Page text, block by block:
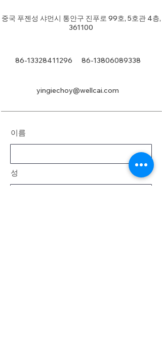
중국 푸젠성 샤먼시 통안구 진푸로 99호, 5호관 4층,
361100
86-13328411296 86-13806089338
yingiechoy@wellcai.com
이름
성